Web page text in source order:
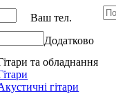
Ваш тел.
Додатково
та обладнання
гітари